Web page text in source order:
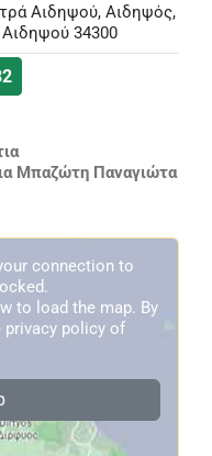
Αιδηψού, Αιδηψός,
Αιδηψού 34300
Μπαζώτη Παναγιώτα
connection to
to load the map. By
privacy policy of